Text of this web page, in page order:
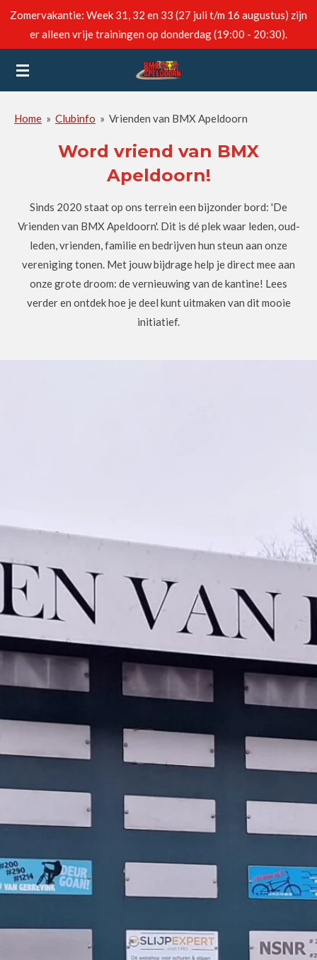
Ga
direct
de
hoofdinhoud
Zomervakantie: Week 31, 32 en 33 (27 juli t/m 16 augustus) zijn
er alleen vrije trainingen op donderdag (19:00 - 20:30).
Home » Clubinfo » Vrienden van BMX Apeldoorn
Word vriend van BMX
Apeldoorn!
Sinds 2020 staat op ons terrein een bijzonder bord: 'De
Vrienden van BMX Apeldoorn'. Dit is dé plek waar leden, oud-
leden, vrienden, familie en bedrijven hun steun aan onze
vereniging tonen. Met jouw bijdrage help je direct mee aan
onze grote droom: de vernieuwing van de kantine! Lees
verder en ontdek hoe je deel kunt uitmaken van dit mooie
initiatief.